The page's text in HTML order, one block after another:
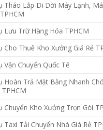
Tháo Lắp Di Dời Máy Lạnh,
Lưu Trữ Hàng Hóa TPHCM
Cho Thuê Kho Xưởng Giá Rẻ
Vận Chuyển Quốc Tế
Hoàn Trả Mặt Bằng Nhanh
Chuyển Kho Xưởng Trọn Gói
Taxi Tải Chuyển Nhà Giá Rẻ